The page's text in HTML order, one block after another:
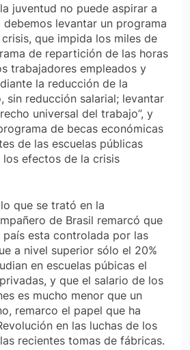
juventud no puede aspirar a
levantar un programa
que impida los miles de
de repartición de las horas
trabajadores empleados y
la reducción de la
sin reducción salarial; levantar
universal del trabajo”, y
de becas económicas
de las escuelas públicas
efectos de la crisis
que se trató en la
de Brasil remarcó que
país esta controlada por las
a nivel superior sólo el 20%
en escuelas púbicas el
y que el salario de los
es mucho menor que un
remarco el papel que ha
en las luchas de los
recientes tomas de fábricas.